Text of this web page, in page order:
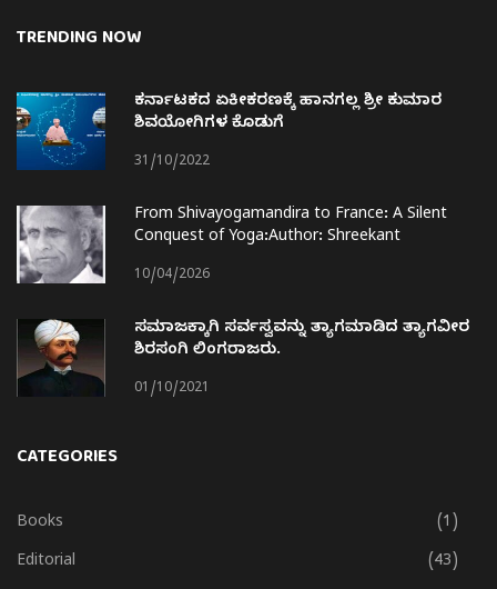
TRENDING NOW
ಕರ್ನಾಟಕದ ಏಕೀಕರಣಕ್ಕೆ ಹಾನಗಲ್ಲ ಶ್ರೀ ಕುಮಾರ
ಶಿವಯೋಗಿಗಳ ಕೊಡುಗೆ
31/10/2022
From Shivayogamandira to France: A Silent
Conquest of Yoga:Author: Shreekant
10/04/2026
ಸಮಾಜಕ್ಕಾಗಿ ಸರ್ವಸ್ವವನ್ನು ತ್ಯಾಗಮಾಡಿದ ತ್ಯಾಗವೀರ
ಶಿರಸಂಗಿ ಲಿಂಗರಾಜರು.
01/10/2021
CATEGORIES
Books
(1)
Editorial
(43)